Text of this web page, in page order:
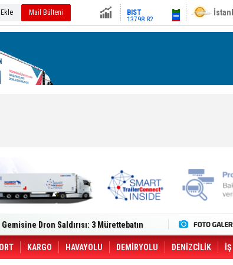
Mail Bülteni
Altın6542.9
Master Red EDITION'ı ÖKN Lojistik
CCO'su Oldu
49 Destinasyonda İndirimli Taşıma
Aybir Lojistik Filosuna Katıldı
KARGO HAVAYOLU DEMİRYOLU DENİZCİLİK İŞ